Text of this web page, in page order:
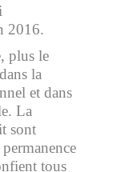
2016.
plus le
la
et dans
La
sont
tous